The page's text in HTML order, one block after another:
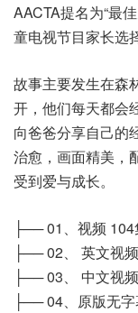
AACTA提名为“最
童电视节目家长选
故事主要发生在森
开，他们每天都会
向爸爸分享自己的
治愈，画面精美，
受到爱与成长。
├── 01、视频
├── 02、 英文视
├── 03、 中文视
├── 04、原版无